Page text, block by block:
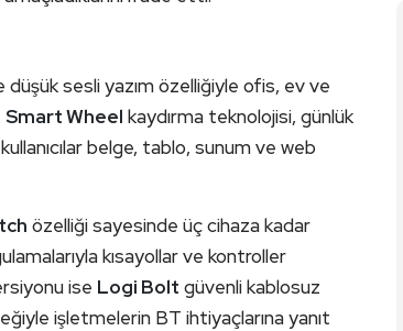
sesli yazım özelliğiyle ofis, ev ve
Smart Wheel kaydırma teknolojisi, günlük
belge, tablo, sunum ve web
özelliği sayesinde üç cihaza kadar
kısayollar ve kontroller
ise Logi Bolt güvenli kablosuz
işletmelerin BT ihtiyaçlarına yanıt